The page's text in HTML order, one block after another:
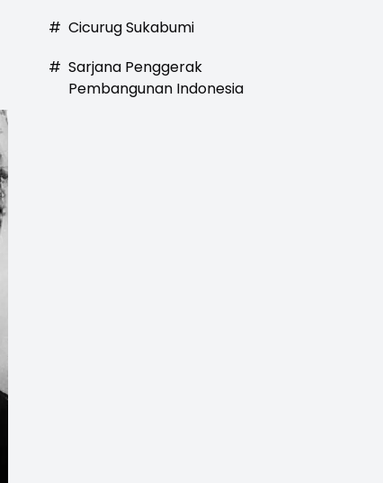
# Cicurug Sukabumi
# Sarjana Penggerak
Pembangunan Indonesia